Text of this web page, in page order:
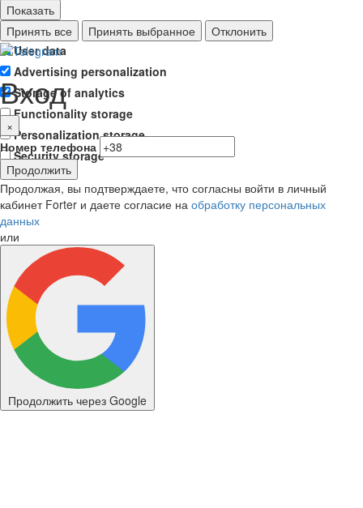
Показать
Ad storage
User data
Advertising personalization
Storage of analytics
Functionality storage
Personalization storage
Security storage
Принять все Принять выбранное Отклонить
Вход
×
Номер телефона
Продолжить
Продолжая, вы подтверждаете, что согласны войти в личный
кабинет Forter и даете согласие на обработку персональных
данных
или
Продолжить через Google